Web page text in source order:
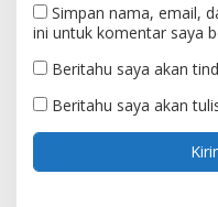
Simpan nama, email,
ini untuk komentar saya
Beritahu saya akan
Beritahu saya akan